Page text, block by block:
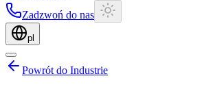
Zadzwoń do nas
pl
Powrót do Industrie